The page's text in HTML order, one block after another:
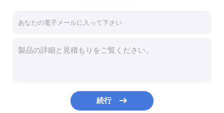
スポーツ10MのNeckbandのBluetoothのヘッドホーンCVC8.0は騒音低減のBluetoothのイヤホーンを
人間の特徴をもつ電話のためのAVRCP HSP 10Mハンズフリーの無線Earbuds
BLE 4.2 Bluetoothの録音のマイクロフォンの家2600Ah Bluetooth Micおよびスピーカー
32GB 1つのカラオケのマイクロフォンに付きマイクロSDカードBluetoothのスピーカー2000Ah電池4つ
続行